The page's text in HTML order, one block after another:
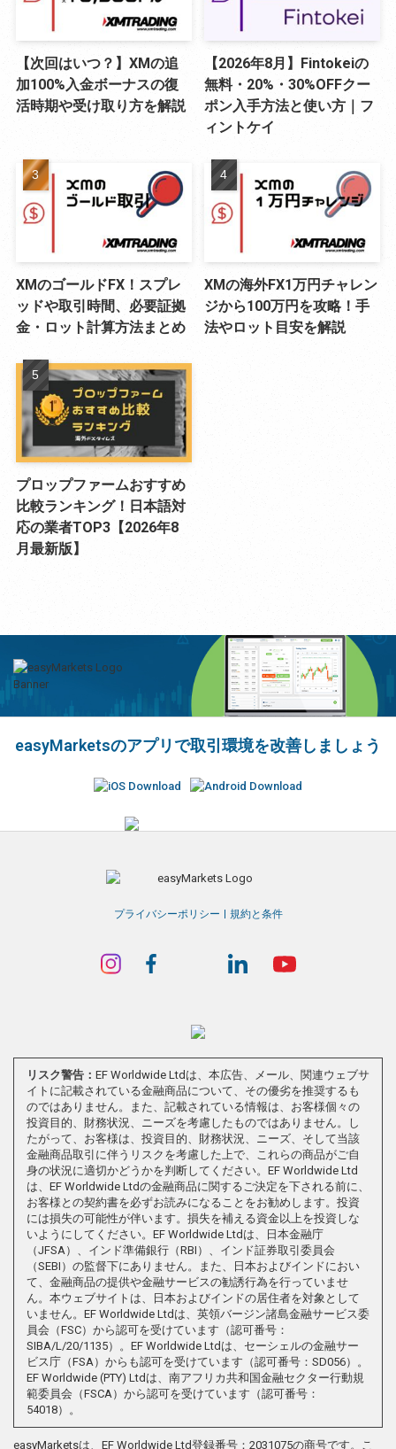
【次回はいつ？】XMの追
加100%入金ボーナスの復
活時期や受け取り方を解説
【2026年8月】Fintokeiの
無料・20%・30%OFFクー
ポン入手方法と使い方｜フ
ィントケイ
XMのゴールドFX！スプレ
ッドや取引時間、必要証拠
金・ロット計算方法まとめ
XMの海外FX1万円チャレン
ジから100万円を攻略！手
法やロット目安を解説
プロップファームおすすめ
比較ランキング！日本語対
応の業者TOP3【2026年8
月最新版】
easyMarketsのアプリで取引環境を改善しましょう
プライバシーポリシー 規約と条件
リスク警告： EF Worldwide Ltdは、本広告、メール、関連ウェブサ
イトに記載されている金融商品について、その優劣を推奨するも
のではありません。また、記載されている情報は、お客様個々の
投資目的、財務状況、ニーズを考慮したものではありません。し
たがって、お客様は、投資目的、財務状況、ニーズ、そして当該
金融商品取引に伴うリスクを考慮した上で、これらの商品がご自
身の状況に適切かどうかを判断してください。EF Worldwide Ltd
は、EF Worldwide Ltdの金融商品に関するご決定を下される前に、
お客様との契約書を必ずお読みになることをお勧めします。投資
には損失の可能性が伴います。損失を補える資金以上を投資しな
いようにしてください。EF Worldwide Ltdは、日本金融庁
（JFSA）、インド準備銀行（RBI）、インド証券取引委員会
（SEBI）の監督下にありません。また、日本およびインドにおい
て、金融商品の提供や金融サービスの勧誘行為を行っていませ
ん。本ウェブサイトは、日本およびインドの居住者を対象として
いません。EF Worldwide Ltdは、英領バージン諸島金融サービス委
員会（FSC）から認可を受けています（認可番号：
SIBA/L/20/1135）。EF Worldwide Ltdは、セーシェルの金融サー
ビス庁（FSA）からも認可を受けています（認可番号：SD056）。
EF Worldwide (PTY) Ltdは、南アフリカ共和国金融セクター行動規
範委員会（FSCA）から認可を受けています（認可番号：
54018）。
easyMarketsは、EF Worldwide Ltd登録番号：2031075の商号です。こ